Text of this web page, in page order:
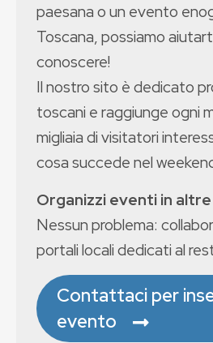
paesana o un evento
Toscana, possiamo
conoscere!
Il nostro sito è dedicato
toscani e raggiunge ogni
migliaia di visitatori
cosa succede nel
Organizzi eventi in
Nessun problema:
portali locali dedicati al
Contattaci per
evento